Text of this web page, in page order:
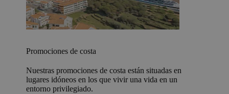
Promociones de costa
Nuestras promociones de costa están situadas en
lugares idóneos en los que vivir una vida en un
entorno privilegiado.